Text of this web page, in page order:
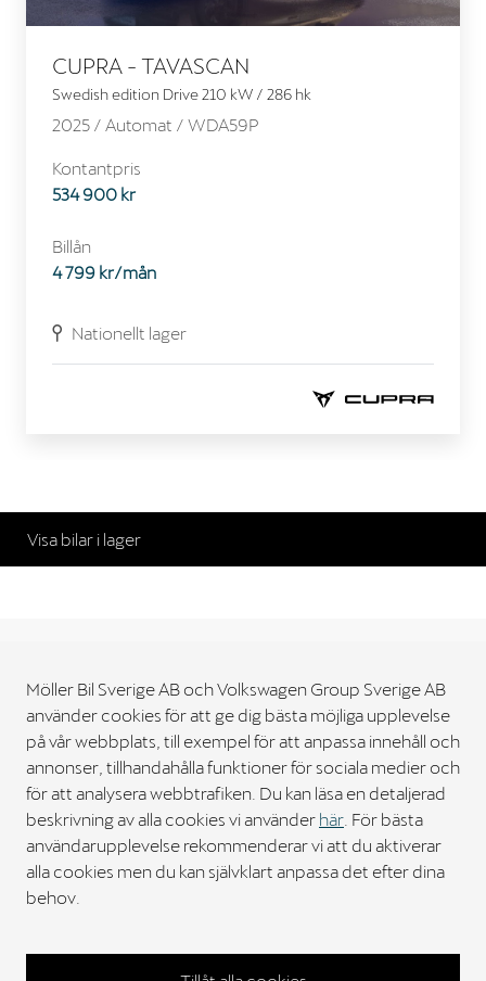
Möller Bil Sverige AB och Volkswagen Group Sverige AB
använder cookies för att ge dig bästa möjliga upplevelse
på vår webbplats, till exempel för att anpassa innehåll och
annonser, tillhandahålla funktioner för sociala medier och
för att analysera webbtrafiken. Du kan läsa en detaljerad
beskrivning av alla cookies vi använder här . För bästa
användarupplevelse rekommenderar vi att du aktiverar
alla cookies men du kan självklart anpassa det efter dina
behov.
CUPRA - TAVASCAN
Swedish edition Drive 210 kW / 286 hk
2025 / Automat / WDA59P
Kontantpris
534 900 kr
Billån
4 799 kr/mån
Nationellt lager
Visa bilar i lager
Möller Bil Sverige
Kontakt
Bilar